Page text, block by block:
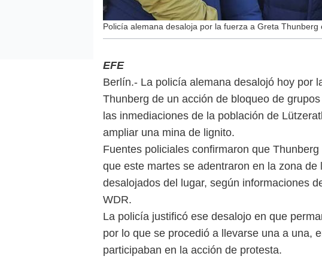
Policía alemana desaloja por la fuerza a Greta Thunberg
EFE
Berlín.- La policía alemana desalojó hoy por
Thunberg de un acción de bloqueo de
las inmediaciones de la población de
ampliar una mina de lignito.
Fuentes policiales confirmaron que
que este martes se adentraron en la zona
desalojados del lugar, según informaciones
WDR.
La policía justificó ese desalojo en que
por lo que se procedió a llevarse una a una,
participaban en la acción de protesta.